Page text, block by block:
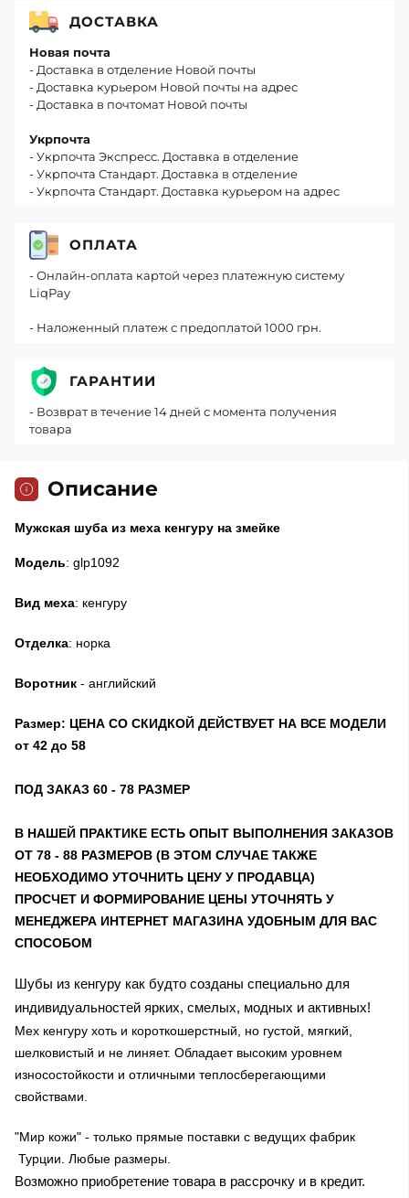
Описание
Мужская шуба из меха кенгуру на змейке
Модель: glp1092
Вид меха: кенгуру
Отделка: норка
Воротник - английский
Размер: ЦЕНА СО СКИДКОЙ ДЕЙСТВУЕТ НА ВСЕ МОДЕЛИ
от 42 до 58
ПОД ЗАКАЗ 60 - 78 РАЗМЕР
В НАШЕЙ ПРАКТИКЕ ЕСТЬ ОПЫТ ВЫПОЛНЕНИЯ ЗАКАЗОВ
ОТ 78 - 88 РАЗМЕРОВ (В ЭТОМ СЛУЧАЕ ТАКЖЕ
НЕОБХОДИМО УТОЧНИТЬ ЦЕНУ У ПРОДАВЦА)
ПРОСЧЕТ И ФОРМИРОВАНИЕ ЦЕНЫ УТОЧНЯТЬ У
МЕНЕДЖЕРА ИНТЕРНЕТ МАГАЗИНА УДОБНЫМ ДЛЯ ВАС
СПОСОБОМ
Шубы из кенгуру как будто созданы специально для
индивидуальностей ярких, смелых, модных и активных!
Мех кенгуру хоть и короткошерстный, но густой, мягкий,
шелковистый и не линяет. Обладает высоким уровнем
износостойкости и отличными теплосберегающими
свойствами.
"Мир кожи" - только прямые поставки с ведущих фабрик
Турции. Любые размеры.
Возможно приобретение товара в рассрочку и в кредит.
ДОСТАВКА
Новая почта
- Доставка в отделение Новой почты
- Доставка курьером Новой почты на адрес
- Доставка в почтомат Новой почты
Укрпочта
- Укрпочта Экспресс. Доставка в отделение
- Укрпочта Стандарт. Доставка в отделение
- Укрпочта Стандарт. Доставка курьером на адрес
ОПЛАТА
- Онлайн-оплата картой через платежную систему
LiqPay
- Наложенный платеж с предоплатой 1000 грн.
ГАРАНТИИ
- Возврат в течение 14 дней с момента получения
товара